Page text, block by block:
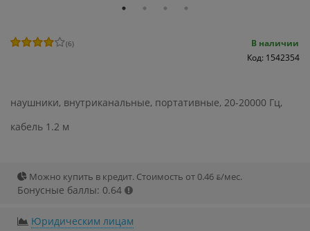
(6)
В наличии
Код: 1542354
наушники, внутриканальные, портативные, 20-20000 Гц,
кабель 1.2 м
Можно купить в кредит. Стоимость от 0.46 ƃ/мec.
Бонусные баллы: 0.64
Юридическим лицам